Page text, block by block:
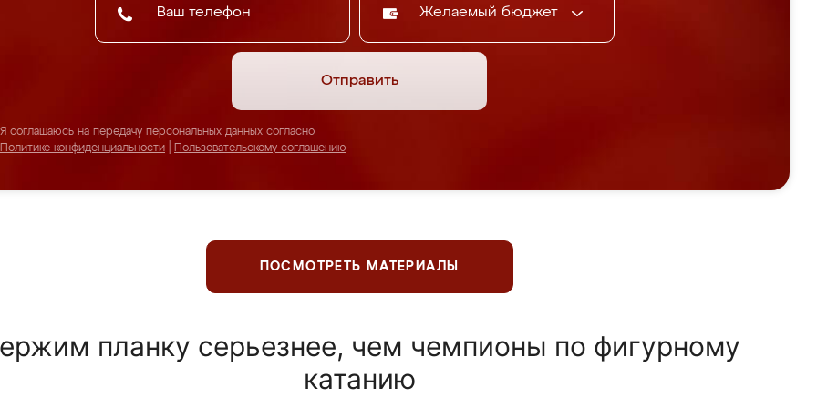
Желаемый бюджет
Отправить
Я соглашаюсь на передачу персональных данных согласно
Политике конфиденциальности
Пользовательскому соглашению
ПОСМОТРЕТЬ МАТЕРИАЛЫ
планку серьезнее, чем чемпионы по фигурному
катанию